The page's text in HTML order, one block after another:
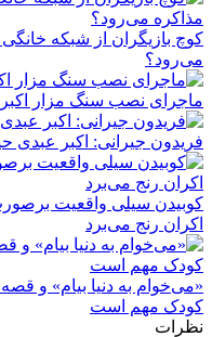
کوچ بازیگران از شبکه
می‌رود؟
ماجرای نصب سنگ مزار
فریدون جیرانی: اکبر عبدی
کوبیدن سیلی واقعیت
اکران رنج می‌برد
«می‌خوام به دنیا بیام» و
کودک مهم است
نظرات